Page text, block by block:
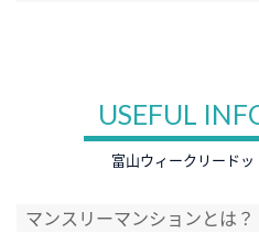
USEFUL
富山ウィークリード
マンスリーマンションとは？